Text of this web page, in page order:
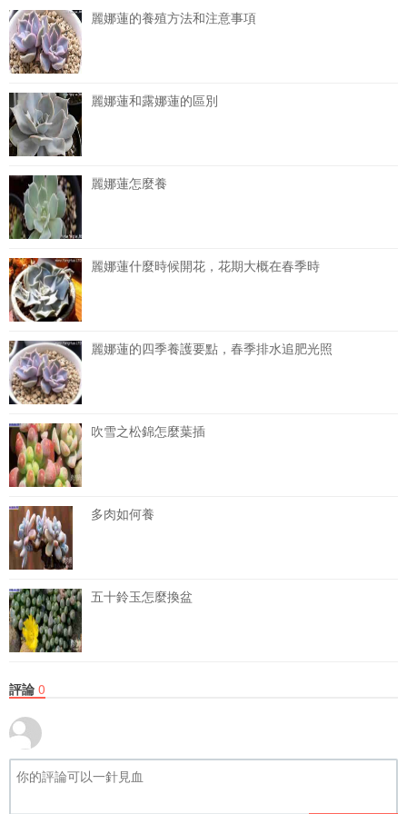
麗娜蓮的養殖方法和注意事項
麗娜蓮和露娜蓮的區別
麗娜蓮怎麼養
麗娜蓮什麼時候開花，花期大概在春季時
麗娜蓮的四季養護要點，春季排水追肥光照
吹雪之松錦怎麼葉插
多肉如何養
五十鈴玉怎麼換盆
評論 0